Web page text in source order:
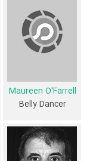
در خلاصه داستانی که یا
نویس جوان مصری است
دانشجو بوده است. او
دوست دارد. اما او پول
لندن غول پیکر و
لیندا، یک مدل جوان،
Maureen O'Farrell
Belly Dancer